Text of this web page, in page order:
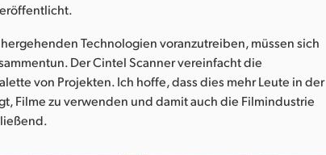
Technologien voranzutreiben, müssen sich
Der Cintel Scanner vereinfacht die
von Projekten. Ich hoffe, dass dies mehr Leute in der
Filme zu verwenden und damit auch die Filmindustrie